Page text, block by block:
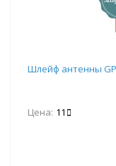
Шлейф антенны
Цена: 11